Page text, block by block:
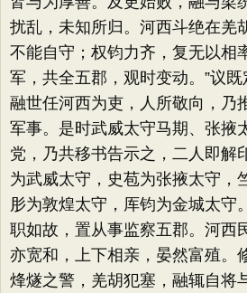
扰乱，未知所归。河西斗绝在羌
不能自守；权钧力齐，复无以相
军，共全五郡，观时变动。”议
融世任河西为吏，人所敬向，乃
军事。是时武威太守马期、张掖
党，乃共移书告示之，二人即解
为武威太守，史苞为张掖太守，
肜为敦煌太守，厍钧为金城太守
职如故，置从事监察五郡。河西
亦宽和，上下相亲，晏然富殖。
烽燧之警，羌胡犯塞，融辄自将